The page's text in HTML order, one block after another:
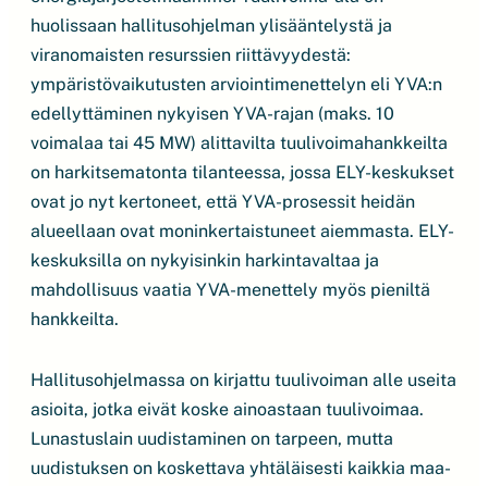
huolissaan hallitusohjelman ylisääntelystä ja
viranomaisten resurssien riittävyydestä:
ympäristövaikutusten arviointimenettelyn eli YVA:n
edellyttäminen nykyisen YVA-rajan (maks. 10
voimalaa tai 45 MW) alittavilta tuulivoimahankkeilta
on harkitsematonta tilanteessa, jossa ELY-keskukset
ovat jo nyt kertoneet, että YVA-prosessit heidän
alueellaan ovat moninkertaistuneet aiemmasta. ELY-
keskuksilla on nykyisinkin harkintavaltaa ja
mahdollisuus vaatia YVA-menettely myös pieniltä
hankkeilta.
Hallitusohjelmassa on kirjattu tuulivoiman alle useita
asioita, jotka eivät koske ainoastaan tuulivoimaa.
Lunastuslain uudistaminen on tarpeen, mutta
uudistuksen on koskettava yhtäläisesti kaikkia maa-